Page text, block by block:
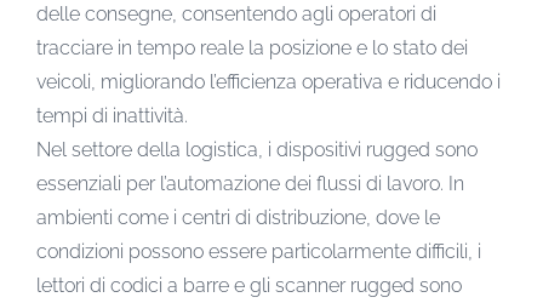
delle consegne, consentendo agli operatori di
tracciare in tempo reale la posizione e lo stato dei
veicoli, migliorando l’efficienza operativa e riducendo i
tempi di inattività.
Nel settore della logistica, i dispositivi rugged sono
essenziali per l’automazione dei flussi di lavoro. In
ambienti come i centri di distribuzione, dove le
condizioni possono essere particolarmente difficili, i
lettori di codici a barre e gli scanner rugged sono